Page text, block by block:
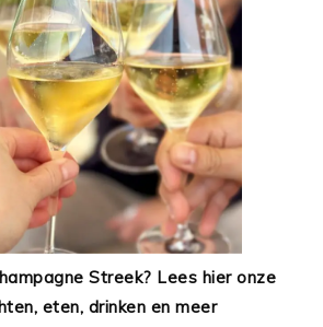
Streek? Lees hier onze
eten, drinken en meer